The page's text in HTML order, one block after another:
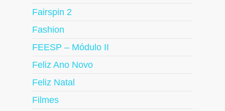
Fairspin 2
Fashion
FEESP – Módulo II
Feliz Ano Novo
Feliz Natal
Filmes